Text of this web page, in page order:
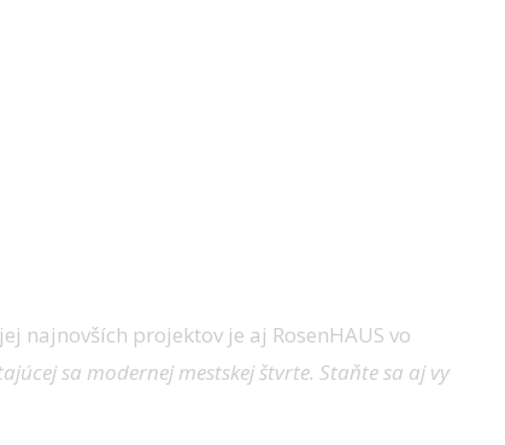
najnovších projektov je aj RosenHAUS vo
sa modernej mestskej štvrte. Staňte sa aj vy